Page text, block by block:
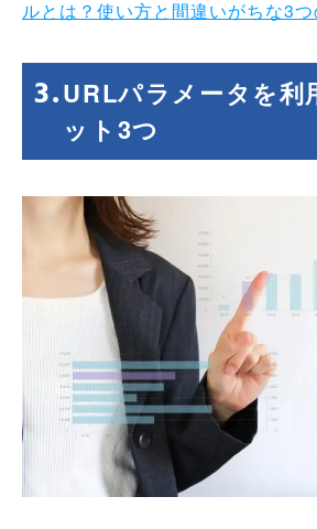
ルとは？使い方と間違いがちな3
URLパラメータを利
ット3つ